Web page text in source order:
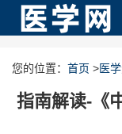
您的位置： 首页 >医
指南解读-《